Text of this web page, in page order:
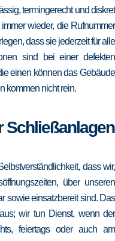
termingerecht und diskret
wieder, die Rufnummer
dass sie jederzeit für alle
sind bei einer defekten
einen können das Gebäude
kommen nicht rein.
Schließanlagen
dass wir,
über unseren
sowie einsatzbereit sind. Das
wir tun Dienst, wenn der
feiertags oder auch am